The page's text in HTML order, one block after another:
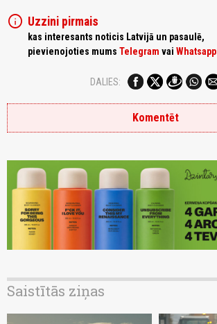
info Uzzini pirmais
kas interesants noticis Latvijā un pasaulē,
pievienojoties mums Telegram vai Whatsapp
DALIES:
Komentēt
Saistītās ziņas